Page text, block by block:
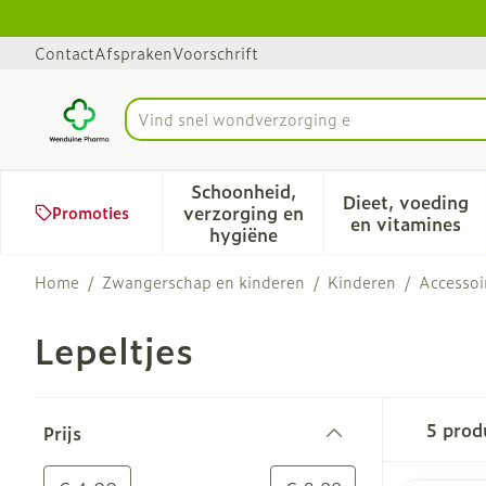
ContactAfsprakenVoorschrift
Product, merk, categorie...
Vind snel
Promoties
Schoonheid,
verzorging en
hygiëne
Toon submenu voor
Dieet, voeding
en vitamines
Toon
Home / Zwangerschap en kinderen / Kinderen /
Lepeltjes
Prijs
5